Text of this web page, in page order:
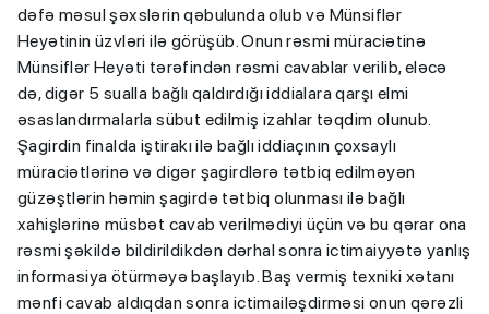
dəfə məsul şəxslərin qəbulunda olub və Münsiflər
Heyətinin üzvləri ilə görüşüb. Onun rəsmi müraciətinə
Münsiflər Heyəti tərəfindən rəsmi cavablar verilib, eləcə
də, digər 5 sualla bağlı qaldırdığı iddialara qarşı elmi
əsaslandırmalarla sübut edilmiş izahlar təqdim olunub.
Şagirdin finalda iştirakı ilə bağlı iddiaçının çoxsaylı
müraciətlərinə və digər şagirdlərə tətbiq edilməyən
güzəştlərin həmin şagirdə tətbiq olunması ilə bağlı
xahişlərinə müsbət cavab verilmədiyi üçün və bu qərar ona
rəsmi şəkildə bildirildikdən dərhal sonra ictimaiyyətə yanlış
informasiya ötürməyə başlayıb. Baş vermiş texniki xətanı
mənfi cavab aldıqdan sonra ictimailəşdirməsi onun qərəzli